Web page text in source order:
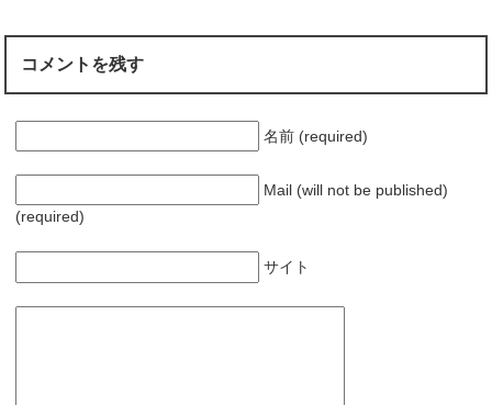
コメントを残す
名前 (required)
Mail (will not be published)
(required)
サイト